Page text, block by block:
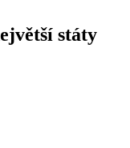
státy